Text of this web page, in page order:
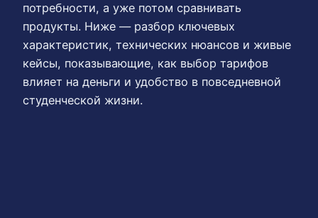
потребности, а уже потом сравнивать
продукты. Ниже — разбор ключевых
характеристик, технических нюансов и живые
кейсы, показывающие, как выбор тарифов
влияет на деньги и удобство в повседневной
студенческой жизни.